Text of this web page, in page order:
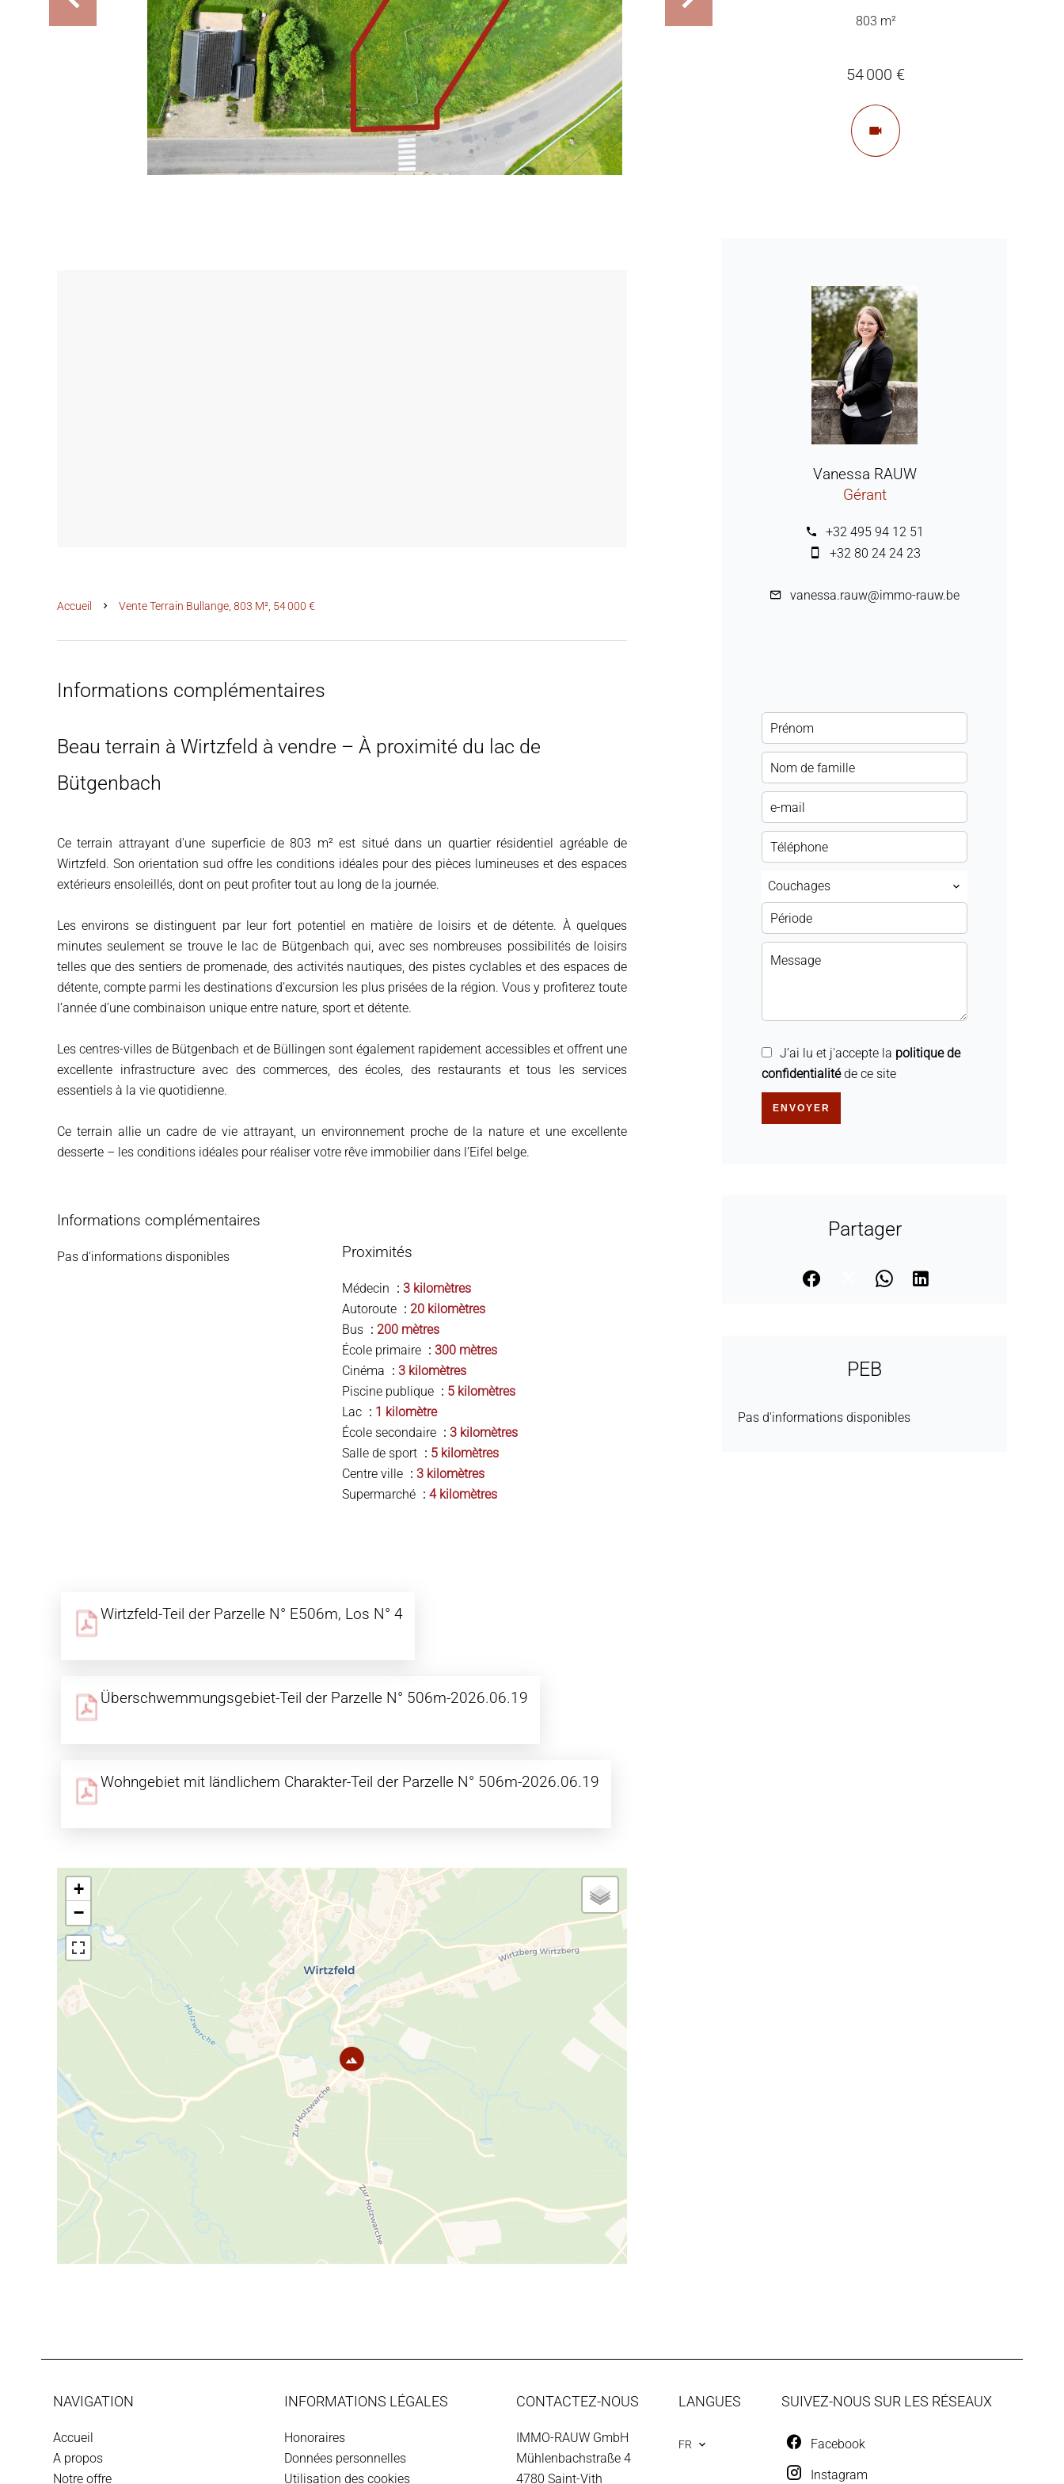
803 m²
54 000 €
Accueil Vente Terrain Bullange, 803 M², 54 000 €
Informations complémentaires
Beau terrain à Wirtzfeld à vendre – À proximité du lac de
Bütgenbach
Ce terrain attrayant d'une superficie de 803 m² est situé dans un quartier résidentiel agréable de
Wirtzfeld. Son orientation sud offre les conditions idéales pour des pièces lumineuses et des espaces
extérieurs ensoleillés, dont on peut profiter tout au long de la journée.
Les environs se distinguent par leur fort potentiel en matière de loisirs et de détente. À quelques
minutes seulement se trouve le lac de Bütgenbach qui, avec ses nombreuses possibilités de loisirs
telles que des sentiers de promenade, des activités nautiques, des pistes cyclables et des espaces de
détente, compte parmi les destinations d’excursion les plus prisées de la région. Vous y profiterez toute
l’année d’une combinaison unique entre nature, sport et détente.
Les centres-villes de Bütgenbach et de Büllingen sont également rapidement accessibles et offrent une
excellente infrastructure avec des commerces, des écoles, des restaurants et tous les services
essentiels à la vie quotidienne.
Ce terrain allie un cadre de vie attrayant, un environnement proche de la nature et une excellente
desserte – les conditions idéales pour réaliser votre rêve immobilier dans l’Eifel belge.
Informations complémentaires
Pas d'informations disponibles Proximités
Médecin
3 kilomètres
Autoroute
20 kilomètres
Bus
200 mètres
École primaire
300 mètres
Cinéma
3 kilomètres
Piscine publique
5 kilomètres
Lac
1 kilomètre
École secondaire
3 kilomètres
Salle de sport
5 kilomètres
Centre ville
3 kilomètres
Supermarché
4 kilomètres
Wirtzfeld-Teil der Parzelle N° E506m, Los N° 4
Überschwemmungsgebiet-Teil der Parzelle N° 506m-2026.06.19
Wohngebiet mit ländlichem Charakter-Teil der Parzelle N° 506m-2026.06.19
+
−
Vanessa RAUW
Gérant
+32 495 94 12 51
+32 80 24 24 23
vanessa.rauw@immo-rauw.be
Couchages
J’ai lu et j'accepte la politique de
confidentialitéde ce site
ENVOYER
Partager
PEB
Pas d'informations disponibles
NAVIGATION
Accueil
A propos
Notre offre
INFORMATIONS LÉGALES
Honoraires
Données personnelles
Utilisation des cookies
CONTACTEZ-NOUS
IMMO-RAUW GmbH
Mühlenbachstraße 4
4780 Saint-Vith
LANGUES
FR
SUIVEZ-NOUS SUR LES RÉSEAUX
Facebook
Instagram